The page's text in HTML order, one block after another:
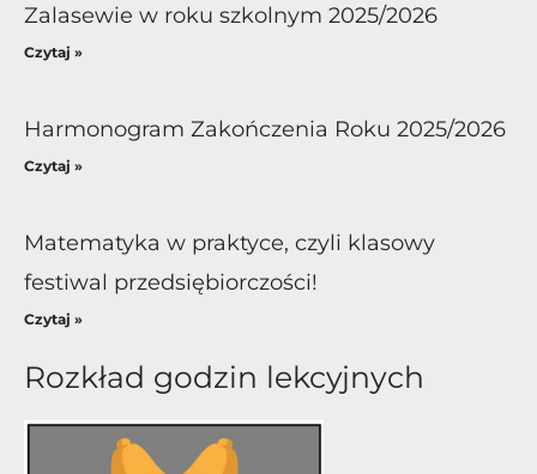
Zalasewie w roku szkolnym 2025/2026
Czytaj »
Harmonogram Zakończenia Roku 2025/2026
Czytaj »
Matematyka w praktyce, czyli klasowy
festiwal przedsiębiorczości!
Czytaj »
Rozkład godzin lekcyjnych